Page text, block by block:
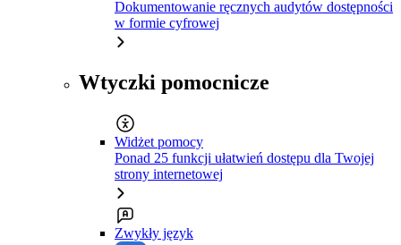
Dokumentowanie ręcznych audytów dostępności
w formie cyfrowej
Wtyczki pomocnicze
Widżet pomocy
Ponad 25 funkcji ułatwień dostępu dla Twojej
strony internetowej
Zwykły język